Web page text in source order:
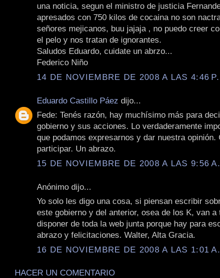
una noticia, segun el ministro de justicia
apresados con 750 kilos de cocaina no son
señores mejicanos, buu jajaja , no puedo creer
el pelo y nos tratan de ignorantes.
Saludos Eduardo, cuidate un abrzo...
Federico Niño
14 DE NOVIEMBRE DE 2008 A LAS 4:46
Eduardo Castillo Páez dijo...
Fede: Tenés razón, hay muchísimo más para
gobierno y sus acciones. Lo verdaderamente
que podamos expresarnos y dar nuestra opinión.
participar. Un abrazo.
15 DE NOVIEMBRE DE 2008 A LAS 9:56
Anónimo dijo...
Yo solo les digo una cosa, si piensan escribir
este gobierno y del anterior, osea de los K, van a
disponer de toda la web junta porque hay para
abrazo y felicitaciones. Walter, Alta Gracia.
16 DE NOVIEMBRE DE 2008 A LAS 1:01
HACER UN COMENTARIO